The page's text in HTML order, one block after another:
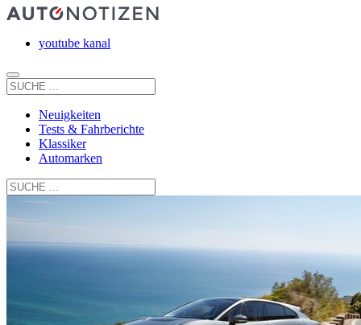
youtube kanal
Neuigkeiten
Tests & Fahrberichte
Klassiker
Automarken